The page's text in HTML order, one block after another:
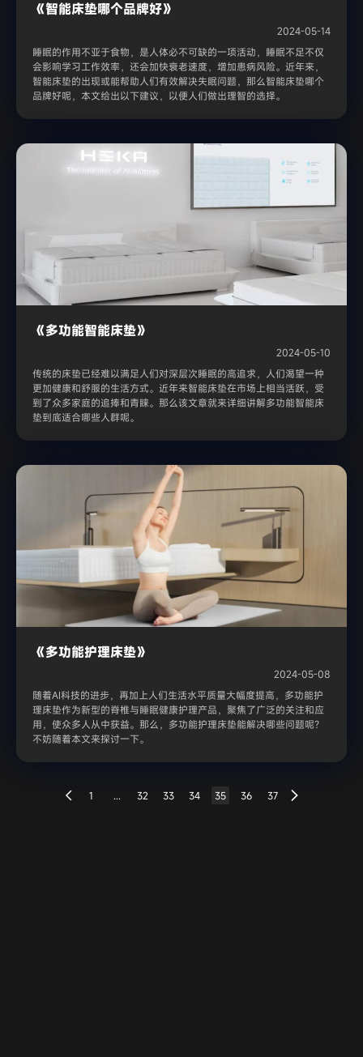
《智能床垫哪个品牌好》
2024-05-14
睡眠的作用不亚于食物，是人体必不可缺的一项活动，睡眠不足不仅
会影响学习工作效率，还会加快衰老速度，增加患病风险。近年来，
智能床垫的出现或能帮助人们有效解决失眠问题，那么智能床垫哪个
品牌好呢，本文给出以下建议，以便人们做出理智的选择。
《多功能智能床垫》
2024-05-10
传统的床垫已经难以满足人们对深层次睡眠的高追求，人们渴望一种
更加健康和舒服的生活方式。近年来智能床垫在市场上相当活跃，受
到了众多家庭的追捧和青睐。那么该文章就来详细讲解多功能智能床
垫到底适合哪些人群呢。
《多功能护理床垫》
2024-05-08
随着AI科技的进步，再加上人们生活水平质量大幅度提高，多功能护
理床垫作为新型的脊椎与睡眠健康护理产品，聚焦了广泛的关注和应
用，使众多人从中获益。那么，多功能护理床垫能解决哪些问题呢？
不妨随着本文来探讨一下。
1 ... 32 33 34 35 36 37